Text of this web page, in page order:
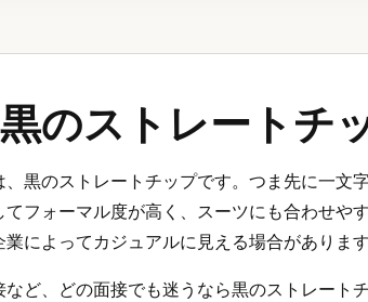
のストレートチ
黒のストレートチップです。つま先に一文
てフォーマル度が高く、スーツにも合わせや
によってカジュアルに見える場合があります
ど、どの面接でも迷うなら黒のストレート